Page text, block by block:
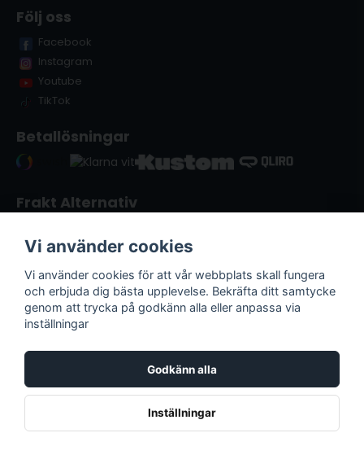
Följ oss
Facebook
Instagram
Youtube
TikTok
Betallösningar
Frakt Alternativ
Lack & Verktyg i Kristianstad | © Copyright
Vi använder cookies
Vi använder cookies för att vår webbplats skall fungera
och erbjuda dig bästa upplevelse. Bekräfta ditt samtycke
genom att trycka på godkänn alla eller anpassa via
inställningar
Godkänn alla
Inställningar